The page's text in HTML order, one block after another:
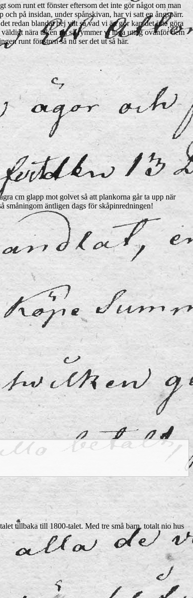
som runt ett fönster eftersom det inte gör något om man
på insidan, under spånskivan, har vi satt en ångspärr.
redan blandat hej vilt så vad vi än gör kan det inte göra
nära taken nu så rymmer vi inga uttag ovanför dem
runt fönstren så nu ser det ut så här.
cm glapp mot golvet så att plankorna går ta upp när
småningom äntligen dags för skåpinredningen!
tillbaka till 1800-talet. Med tre små barn, totalt nio hus